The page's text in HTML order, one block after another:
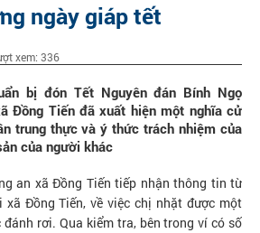
ngày giáp tết
xem: 336
bị đón Tết Nguyên đán Bính Ngọ
Đồng Tiến đã xuất hiện một nghĩa cử
trung thực và ý thức trách nhiệm của
của người khác
an xã Đồng Tiến tiếp nhận thông tin từ
Đồng Tiến, về việc chị nhặt được một
rơi. Qua kiểm tra, bên trong ví có số